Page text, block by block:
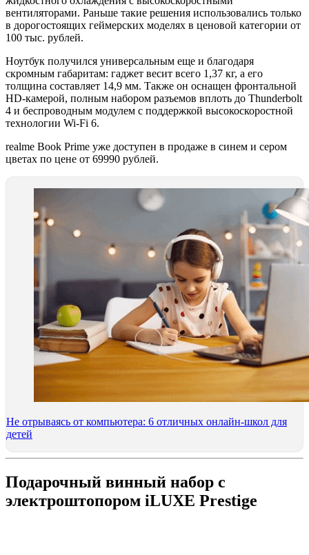
вентиляторами. Раньше такие решения использовались только
в дорогостоящих геймерских моделях в ценовой категории от
100 тыс. рублей.
Ноутбук получился универсальным еще и благодаря
скромным габаритам: гаджет весит всего 1,37 кг, а его
толщина составляет 14,9 мм. Также он оснащен фронтальной
HD-камерой, полным набором разъемов вплоть до Thunderbolt
4 и беспроводным модулем с поддержкой высокоскоростной
технологии Wi-Fi 6.
realme Book Prime уже доступен в продаже в синем и сером
цветах по цене от 69990 рублей.
Не отрываясь от компьютера: 6 отличных онлайн-школ для
детей
Подарочный винный набор с
электроштопором iLUXE Prestige